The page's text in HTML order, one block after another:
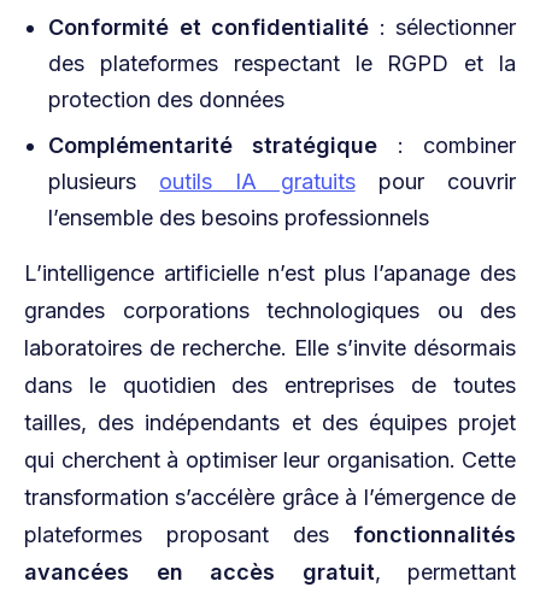
Conformité et confidentialité : sélectionner
des plateformes respectant le RGPD et la
protection des données
Complémentarité stratégique : combiner
plusieurs outils IA gratuitspour couvrir
l’ensemble des besoins professionnels
L’intelligence artificielle n’est plus l’apanage des
grandes corporations technologiques ou des
laboratoires de recherche. Elle s’invite désormais
dans le quotidien des entreprises de toutes
tailles, des indépendants et des équipes projet
qui cherchent à optimiser leur organisation. Cette
transformation s’accélère grâce à l’émergence de
plateformes proposant des fonctionnalités
avancées en accès gratuit, permettant